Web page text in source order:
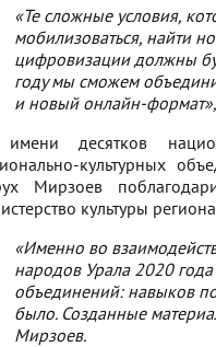
«Те сложные условия,
мобилизоваться, найти
цифровизации должны
году мы сможем
и новый онлайн-формат»,
десятков
культурных
Мирзоев
культуры
«Именно во
народов Урала 2020
объединений: навыков
было. Созданные
Мирзоев.